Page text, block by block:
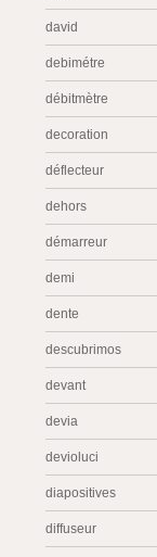
david
debimétre
débitmètre
decoration
déflecteur
dehors
démarreur
demi
dente
descubrimos
devant
devia
devioluci
diapositives
diffuseur